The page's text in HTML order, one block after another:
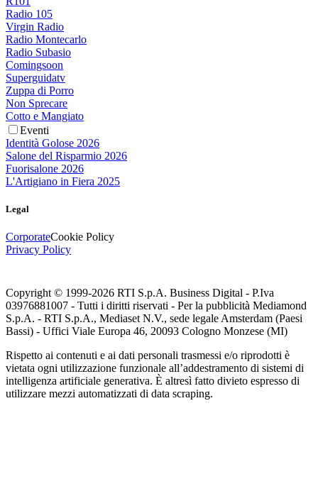
Radio 105
Virgin Radio
Radio Montecarlo
Radio Subasio
Comingsoon
Superguidatv
Zuppa di Porro
Non Sprecare
Cotto e Mangiato
Eventi
Identità Golose 2026
Salone del Risparmio 2026
Fuorisalone 2026
L'Artigiano in Fiera 2025
Legal
CorporateCookie Policy
Privacy Policy
Copyright © 1999-2026 RTI S.p.A. Business Digital - P.Iva
03976881007 - Tutti i diritti riservati - Per la pubblicità Mediamond
S.p.A. - RTI S.p.A., Mediaset N.V., sede legale Amsterdam (Paesi
Bassi) - Uffici Viale Europa 46, 20093 Cologno Monzese (MI)
Rispetto ai contenuti e ai dati personali trasmessi e/o riprodotti è
vietata ogni utilizzazione funzionale all’addestramento di sistemi di
intelligenza artificiale generativa. È altresì fatto divieto espresso di
utilizzare mezzi automatizzati di data scraping.